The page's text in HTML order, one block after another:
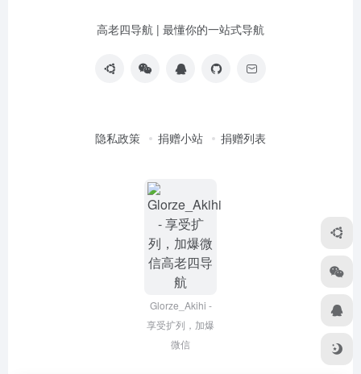
高老四导航 | 最懂你的一站式导航
隐私政策 捐赠小站 捐赠列表
Glorze_Akihi -
享受扩列，加爆
微信